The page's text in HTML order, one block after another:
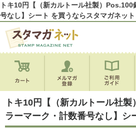
トキ10円【（新カルトール社製）
号なし】シート を買うならスタマガネット
トキ10円【（新カルトール社
ラーマーク・計数番号なし】シ